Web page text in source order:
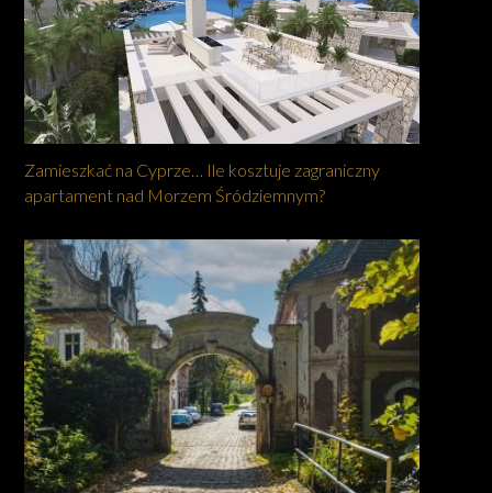
Zamieszkać na Cyprze… Ile kosztuje zagraniczny
apartament nad Morzem Śródziemnym?